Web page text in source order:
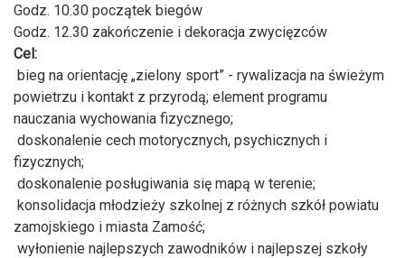
Godz. 10.30 początek biegów
Godz. 12.30 zakończenie i dekoracja zwycięzców
Cel:
bieg na orientację „zielony sport” - rywalizacja na świeżym
powietrzu i kontakt z przyrodą; element programu
nauczania wychowania fizycznego;
doskonalenie cech motorycznych, psychicznych i
fizycznych;
doskonalenie posługiwania się mapą w terenie;
konsolidacja młodzieży szkolnej z różnych szkół powiatu
zamojskiego i miasta Zamość;
wyłonienie najlepszych zawodników i najlepszej szkoły